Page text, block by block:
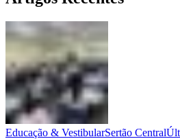
Educação & VestibularSertão Central